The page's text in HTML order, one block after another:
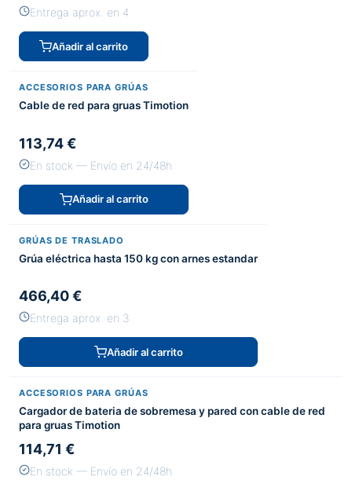
Entrega aprox. en 4
Añadir al carrito
ACCESORIOS PARA GRÚAS
Cable de red para gruas Timotion
113,74 €
En stock — Envío en 24/48h
Añadir al carrito
GRÚAS DE TRASLADO
Grúa eléctrica hasta 150 kg con arnes estandar
466,40 €
Entrega aprox. en 3
Añadir al carrito
ACCESORIOS PARA GRÚAS
Cargador de bateria de sobremesa y pared con cable de red
para gruas Timotion
114,71 €
En stock — Envío en 24/48h